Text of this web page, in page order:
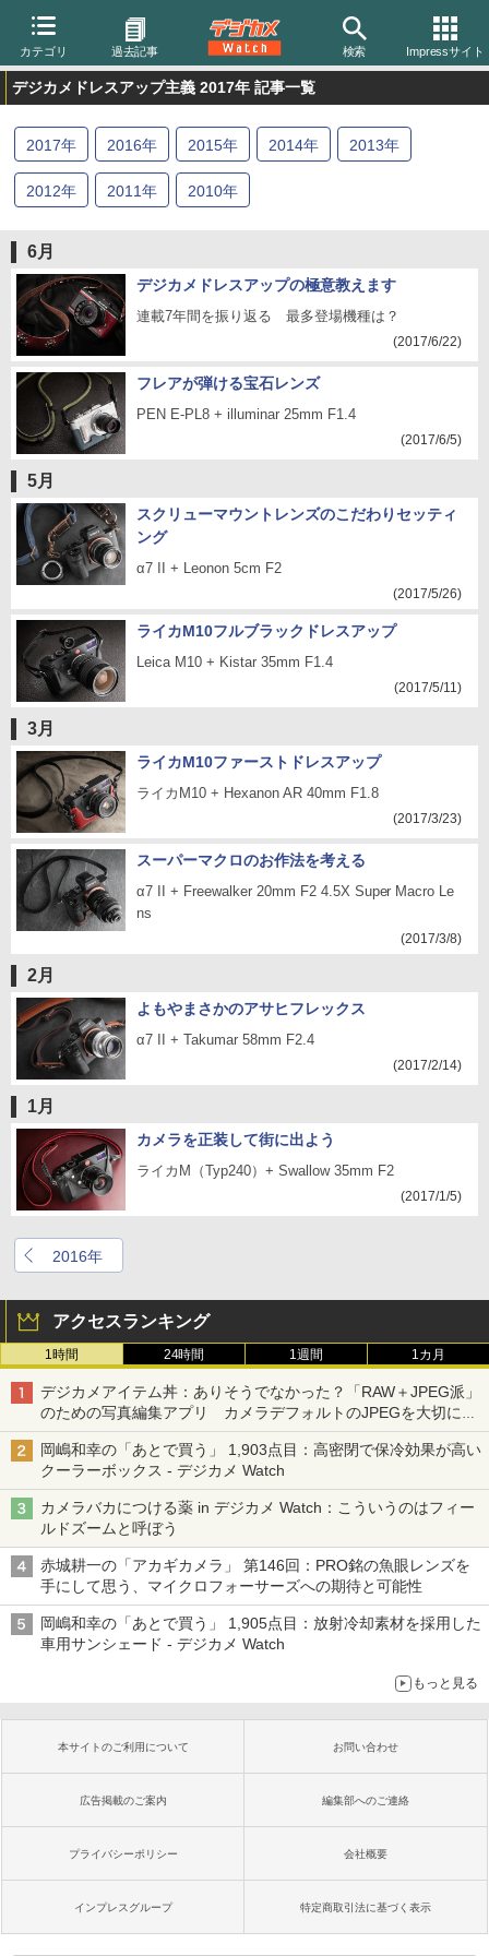
カテゴリ 過去記事 検索 Impressサイト
デジカメドレスアップ主義 2017年 記事一覧
2017年 2016年 2015年 2014年 2013年
2012年 2011年 2010年
6月
デジカメドレスアップの極意教えます
連載7年間を振り返る 最多登場機種は？
(2017/6/22)
フレアが弾ける宝石レンズ
PEN E-PL8 + illuminar 25mm F1.4
(2017/6/5)
5月
スクリューマウントレンズのこだわりセッティ
ング
α7 II + Leonon 5cm F2
(2017/5/26)
ライカM10フルブラックドレスアップ
Leica M10 + Kistar 35mm F1.4
(2017/5/11)
3月
ライカM10ファーストドレスアップ
ライカM10 + Hexanon AR 40mm F1.8
(2017/3/23)
スーパーマクロのお作法を考える
α7 II + Freewalker 20mm F2 4.5X Super Macro Le
ns
(2017/3/8)
2月
よもやまさかのアサヒフレックス
α7 II + Takumar 58mm F2.4
(2017/2/14)
1月
カメラを正装して街に出よう
ライカM（Typ240）+ Swallow 35mm F2
(2017/1/5)
2016年
アクセスランキング
1時間 24時間 1週間 1カ月
デジカメアイテム丼：ありそうでなかった？「RAW＋JPEG派」
のための写真編集アプリ カメラデフォルトのJPEGを大切にす
る「Filmator」
岡嶋和幸の「あとで買う」 1,903点目：高密閉で保冷効果が高い
クーラーボックス - デジカメ Watch
カメラバカにつける薬 in デジカメ Watch：こういうのはフィー
ルドズームと呼ぼう
赤城耕一の「アカギカメラ」 第146回：PRO銘の魚眼レンズを
手にして思う、マイクロフォーサーズへの期待と可能性
岡嶋和幸の「あとで買う」 1,905点目：放射冷却素材を採用した
車用サンシェード - デジカメ Watch
もっと見る
本サイトのご利用について お問い合わせ
広告掲載のご案内 編集部へのご連絡
プライバシーポリシー 会社概要
インプレスグループ 特定商取引法に基づく表示